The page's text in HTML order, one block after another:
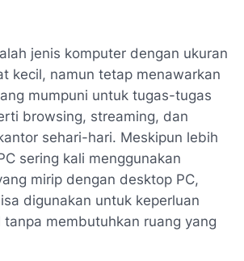
jenis komputer dengan ukuran
kecil, namun tetap menawarkan
mumpuni untuk tugas-tugas
browsing, streaming, dan
sehari-hari. Meskipun lebih
sering kali menggunakan
mirip dengan desktop PC,
digunakan untuk keperluan
tanpa membutuhkan ruang yang